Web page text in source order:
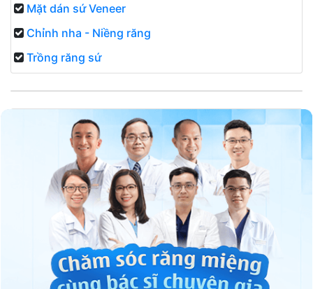
Mặt dán sứ Veneer
Chỉnh nha - Niềng răng
Trồng răng sứ